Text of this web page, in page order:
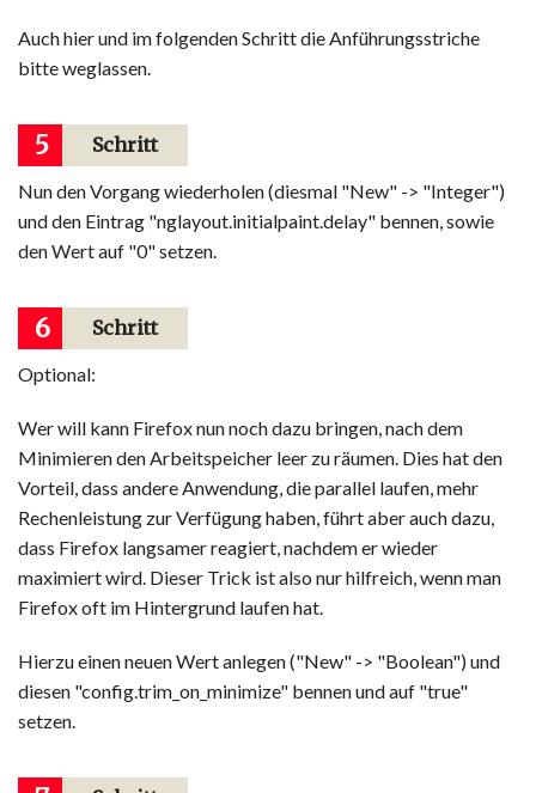
Auch hier und im folgenden Schritt die Anführungsstriche
bitte weglassen.
5 Schritt
Nun den Vorgang wiederholen (diesmal "New" -> "Integer")
und den Eintrag "nglayout.initialpaint.delay" bennen, sowie
den Wert auf "0" setzen.
6 Schritt
Optional:
Wer will kann Firefox nun noch dazu bringen, nach dem
Minimieren den Arbeitspeicher leer zu räumen. Dies hat den
Vorteil, dass andere Anwendung, die parallel laufen, mehr
Rechenleistung zur Verfügung haben, führt aber auch dazu,
dass Firefox langsamer reagiert, nachdem er wieder
maximiert wird. Dieser Trick ist also nur hilfreich, wenn man
Firefox oft im Hintergrund laufen hat.
Hierzu einen neuen Wert anlegen ("New" -> "Boolean") und
diesen "config.trim_on_minimize" bennen und auf "true"
setzen.